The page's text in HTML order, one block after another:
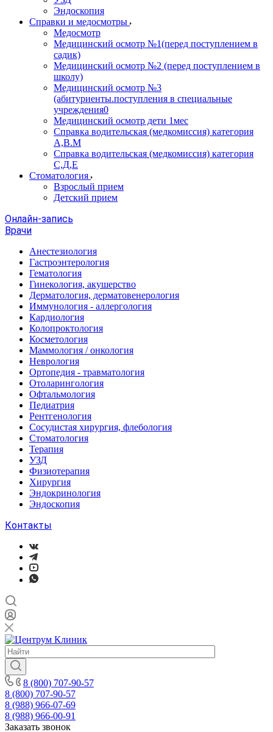
Эндоскопия
Справки и медосмотры
Медосмотр
Медицинский осмотр №1(перед поступлением в
садик)
Медицинский осмотр №2 (перед поступлением в
школу)
Медицинский осмотр №3
(абитуриенты.поступления в специальные
учреждения0
Медицинский осмотр дети 1мес
Справка водительская (медкомиссия) категория
А,В.М
Справка водительская (медкомиссия) категория
С,Д,Е
Стоматология
Взрослый прием
Детский прием
Онлайн-запись
Врачи
Анестезиология
Гастроэнтерология
Гематология
Гинекология, акушерство
Дерматология, дерматовенерология
Иммунология - аллергология
Кардиология
Колопроктология
Косметология
Маммология / онкология
Неврология
Ортопедия - травматология
Отоларингология
Офтальмология
Педиатрия
Рентгенология
Сосудистая хирургия, флебология
Стоматология
Терапия
УЗД
Физиотерапия
Хирургия
Эндокринология
Эндоскопия
Контакты
8 (800) 707-90-57
8 (800) 707-90-57
8 (988) 966-07-69
8 (988) 966-00-91
Заказать звонок